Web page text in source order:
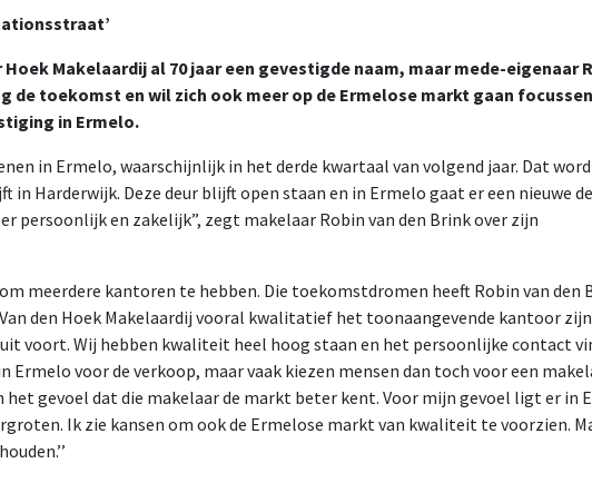
Hoek Makelaardij al 70 jaar een gevestigde naam, maar mede-eigenaar
de toekomst en wil zich ook meer op de Ermelose markt gaan
in Ermelo.
in Ermelo, waarschijnlijk in het derde kwartaal van volgend jaar. Dat
Harderwijk. Deze deur blijft open staan en in Ermelo gaat er een nieuwe
persoonlijk en zakelijk”, zegt makelaar Robin van den Brink over zijn
meerdere kantoren te hebben. Die toekomstdromen heeft Robin van den
den Hoek Makelaardij vooral kwalitatief het toonaangevende kantoor
voort. Wij hebben kwaliteit heel hoog staan en het persoonlijke contact
Ermelo voor de verkoop, maar vaak kiezen mensen dan toch voor een
het gevoel dat die makelaar de markt beter kent. Voor mijn gevoel ligt er in
Ik zie kansen om ook de Ermelose markt van kwaliteit te voorzien.